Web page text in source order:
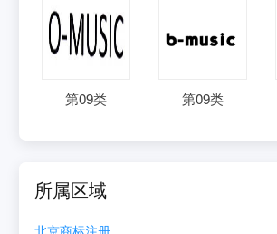
第09类 第09类
所属区域